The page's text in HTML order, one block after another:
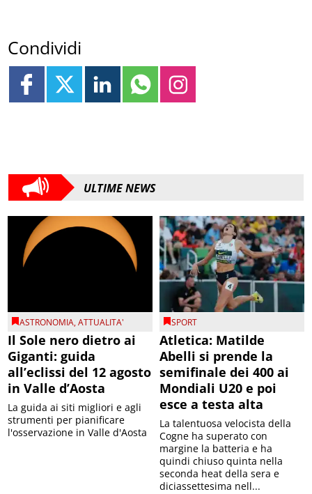
Condividi
ULTIME NEWS
ASTRONOMIA,ATTUALITA'
Il Sole nero dietro ai
Giganti: guida
all’eclissi del 12 agosto
in Valle d’Aosta
La guida ai siti migliori e agli
strumenti per pianificare
l'osservazione in Valle d'Aosta
SPORT
Atletica: Matilde
Abelli si prende la
semifinale dei 400 ai
Mondiali U20 e poi
esce a testa alta
La talentuosa velocista della
Cogne ha superato con
margine la batteria e ha
quindi chiuso quinta nella
seconda heat della sera e
diciassettesima nell...